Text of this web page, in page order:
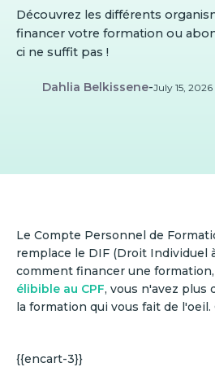
Découvrez les différents
financer votre formation ou
ci ne suffit pas !
Dahlia Belkissene-July 15, 2026
Le Compte Personnel de
remplace le DIF (Droit Individuel
comment financer une
élibible au CPF, vous n'avez plus
la formation qui vous fait de
{{encart-3}}